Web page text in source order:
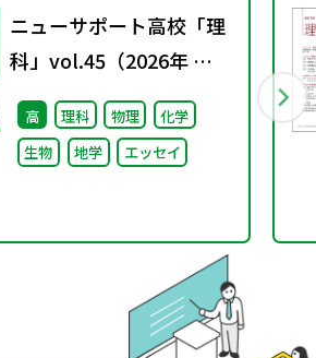
ニューサポート高校「理
科」vol.45（2026年 春
号）
高 理科 物理
化学
生物
地学 エッセイ